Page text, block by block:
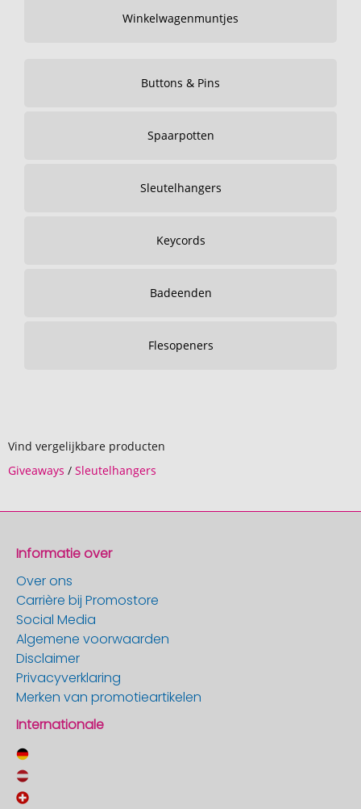
Winkelwagenmuntjes
Buttons & Pins
Spaarpotten
Sleutelhangers
Keycords
Badeenden
Flesopeners
Vind vergelijkbare producten
Giveaways / Sleutelhangers
Informatie over
Over ons
Carrière bij Promostore
Social Media
Algemene voorwaarden
Disclaimer
Privacyverklaring
Merken van promotieartikelen
Internationale